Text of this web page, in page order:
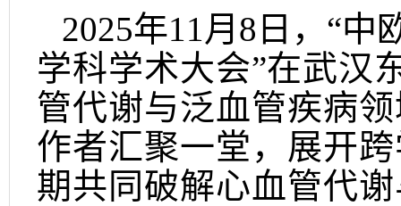
2025年11月 8 日，“中
学科学术大会”在武汉
管代谢与泛血管疾病
作者汇聚一堂，展开
期共同破解心血管代